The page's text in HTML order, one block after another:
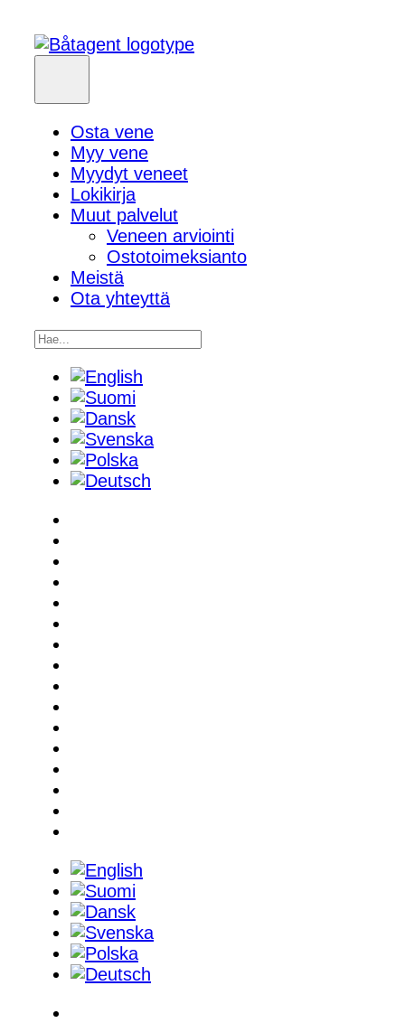
Osta vene
Myy vene
Myydyt veneet
Lokikirja
Muut palvelut
Veneen arviointi
Ostotoimeksianto
Meistä
Ota yhteyttä